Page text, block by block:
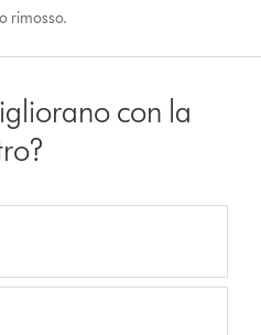
rimosso.
con la